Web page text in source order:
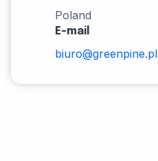
Poland
E-mail
biuro@greenpine.pl